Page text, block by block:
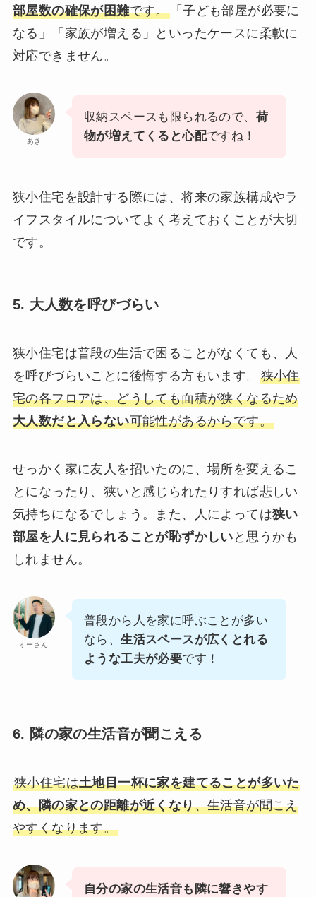
部屋数の確保が困難です。「子ども部屋が必要に
なる」「家族が増える」といったケースに柔軟に
対応できません。
あき
収納スペースも限られるので、 荷
物が増えてくると心配ですね！
狭小住宅を設計する際には、将来の家族構成やラ
イフスタイルについてよく考えておくことが大切
です。
5. 大人数を呼びづらい
狭小住宅は普段の生活で困ることがなくても、人
を呼びづらいことに後悔する方もいます。 狭小住
宅の各フロアは、どうしても面積が狭くなるため
大人数だと入らない可能性があるからです。
せっかく家に友人を招いたのに、場所を変えるこ
とになったり、狭いと感じられたりすれば悲しい
気持ちになるでしょう。また、人によっては狭い
部屋を人に見られることが恥ずかしい と思うかも
しれません。
すーさん
普段から人を家に呼ぶことが多い
なら、生活スペースが広くとれる
ような工夫が必要です！
6. 隣の家の生活音が聞こえる
狭小住宅は土地目一杯に家を建てることが多いた
め、隣の家との距離が近くなり、生活音が聞こえ
やすくなります。
自分の家の生活音も隣に響きやす